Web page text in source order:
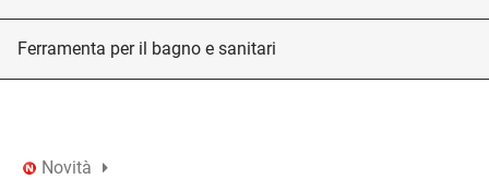
Ferramenta per il bagno e sanitari
Novità